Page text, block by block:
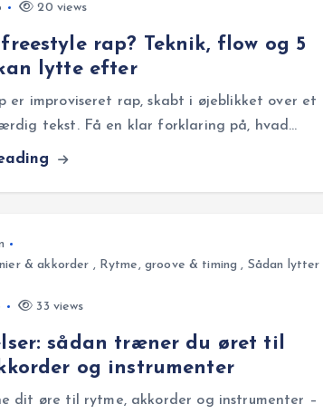
20 views
rap? Teknik, flow og 5
lytte efter
er improviseret rap, skabt i øjeblikket over et
tekst. Få en klar forklaring på, hvad…
& akkorder , Rytme, groove & timing , Sådan lytter
33 views
sådan træner du øret til
og instrumenter
dit øre til rytme, akkorder og instrumenter –